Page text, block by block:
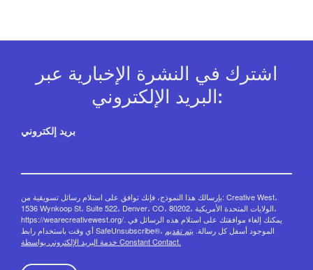
اشترك في النشرة الإخبارية عبر
البريد الإلكتروني:
بريد إلكتروني
بإرسالك هذا النموذج، فإنك توافق على استلام رسائل تسويقية من: Creative West،
1536 Wynkoop St، Suite 522، Denver، CO، 80202، الولايات المتحدة الأمريكية،
https://wearecreativewest.org/. يمكنك إلغاء موافقتك على استلام هذه الرسائل في
أي وقت باستخدام رابط SafeUnsubscribe®، الموجود أسفل كل رسالة. يتم تقديم
خدمة البريد الإلكتروني بواسطة Constant Contact.